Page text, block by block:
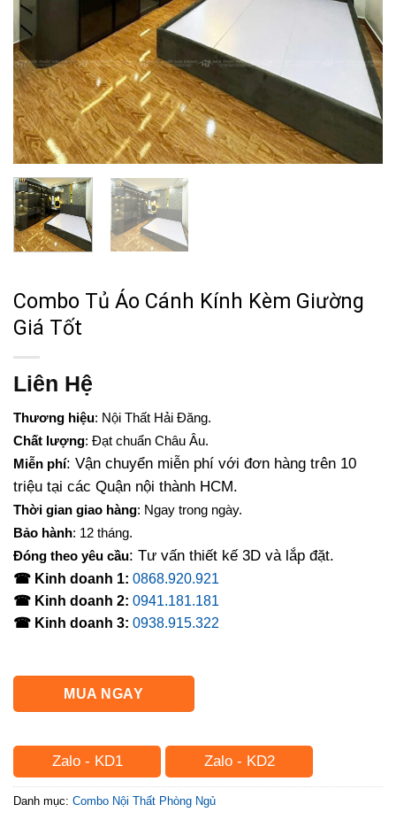
Combo Tủ Áo Cánh Kính Kèm Giường
Giá Tốt
Liên Hệ
Thương hiệu: Nội Thất Hải Đăng.
Chất lượng: Đạt chuẩn Châu Âu.
Miễn phí: Vận chuyển miễn phí với đơn hàng trên 10
triệu tại các Quận nội thành HCM.
Thời gian giao hàng: Ngay trong ngày.
Bảo hành: 12 tháng.
Đóng theo yêu cầu: Tư vấn thiết kế 3D và lắp đặt.
☎ Kinh doanh 1: 0868.920.921
☎ Kinh doanh 2: 0941.181.181
☎ Kinh doanh 3: 0938.915.322
MUA NGAY
Zalo - KD1 Zalo - KD2
Danh mục: Combo Nội Thất Phòng Ngủ